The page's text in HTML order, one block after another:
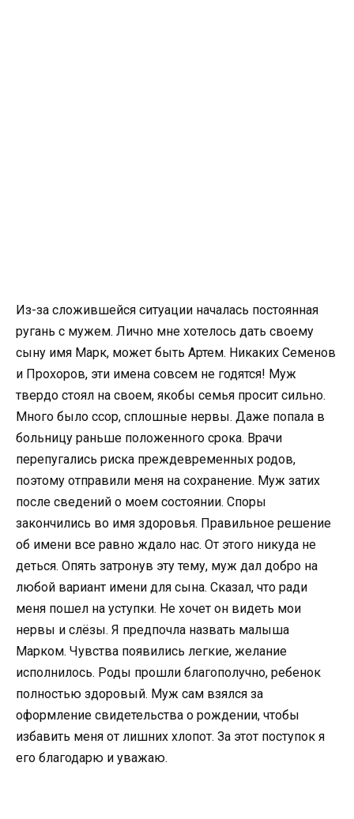
Из-за сложившейся ситуации началась постоянная
ругань с мужем. Лично мне хотелось дать своему
сыну имя Марк, может быть Артем. Никаких Семенов
и Прохоров, эти имена совсем не годятся! Муж
твердо стоял на своем, якобы семья просит сильно.
Много было ссор, сплошные нервы. Даже попала в
больницу раньше положенного срока. Врачи
перепугались риска преждевременных родов,
поэтому отправили меня на сохранение. Муж затих
после сведений о моем состоянии. Споры
закончились во имя здоровья. Правильное решение
об имени все равно ждало нас. От этого никуда не
деться. Опять затронув эту тему, муж дал добро на
любой вариант имени для сына. Сказал, что ради
меня пошел на уступки. Не хочет он видеть мои
нервы и слёзы. Я предпочла назвать малыша
Марком. Чувства появились легкие, желание
исполнилось. Роды прошли благополучно, ребенок
полностью здоровый. Муж сам взялся за
оформление свидетельства о рождении, чтобы
избавить меня от лишних хлопот. За этот поступок я
его благодарю и уважаю.